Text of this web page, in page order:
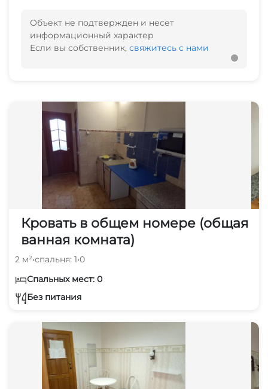
Объект не подтвержден и несет
информационный характер
Если вы собственник, свяжитесь с нами
Кровать в общем номере (общая
ванная комната)
2 м²•спальня: 1•0
Спальных мест: 0
Без питания